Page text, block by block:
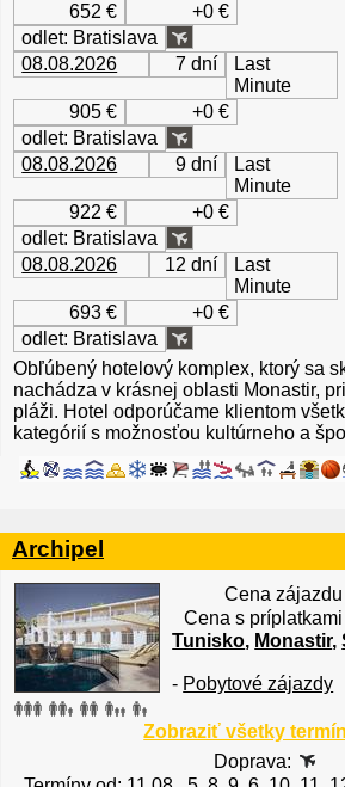
652 €
+0 €
odlet: Bratislava
08.08.2026
7 dní
Last
Minute
905 €
+0 €
odlet: Bratislava
08.08.2026
9 dní
Last
Minute
922 €
+0 €
odlet: Bratislava
08.08.2026
12 dní
Last
Minute
693 €
+0 €
odlet: Bratislava
Obľúbený hotelový komplex, ktorý sa
nachádza v krásnej oblasti Monastir,
pláži. Hotel odporúčame klientom
kategórií s možnosťou kultúrneho a
Archipel
Cena zájazdu
Cena s príplatkami
Tunisko, Monastir,
- Pobytové zájazdy
Zobraziť všetky
Doprava: